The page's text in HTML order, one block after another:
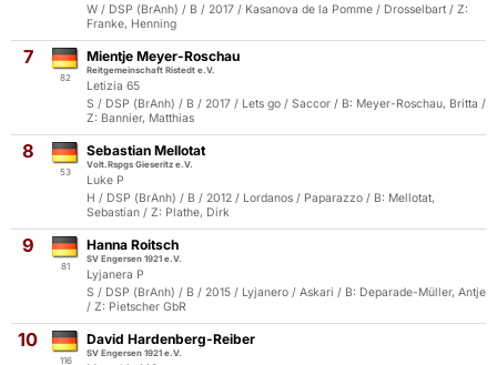
W / DSP (BrAnh) / B / 2017 / Kasanova de la Pomme / Drosselbart / Z:
Franke, Henning
7
82
Mientje Meyer-Roschau
Reitgemeinschaft Ristedt e.V.
Letizia 65
S / DSP (BrAnh) / B / 2017 / Lets go / Saccor / B: Meyer-Roschau, Britta /
Z: Bannier, Matthias
8
53
Sebastian Mellotat
Volt.Rspgs Gieseritz e.V.
Luke P
H / DSP (BrAnh) / B / 2012 / Lordanos / Paparazzo / B: Mellotat,
Sebastian / Z: Plathe, Dirk
9
81
Hanna Roitsch
SV Engersen 1921 e.V.
Lyjanera P
S / DSP (BrAnh) / B / 2015 / Lyjanero / Askari / B: Deparade-Müller, Antje
/ Z: Pietscher GbR
10
116
David Hardenberg-Reiber
SV Engersen 1921 e.V.